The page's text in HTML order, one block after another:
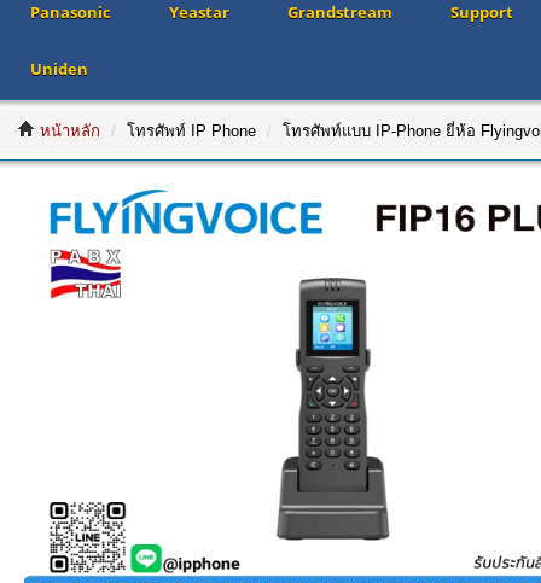
Panasonic Yeastar Grandstream Support
Uniden
หน้าหลัก โทรศัพท์ IP Phone โทรศัพท์แบบ IP-Phone ยี่ห้อ